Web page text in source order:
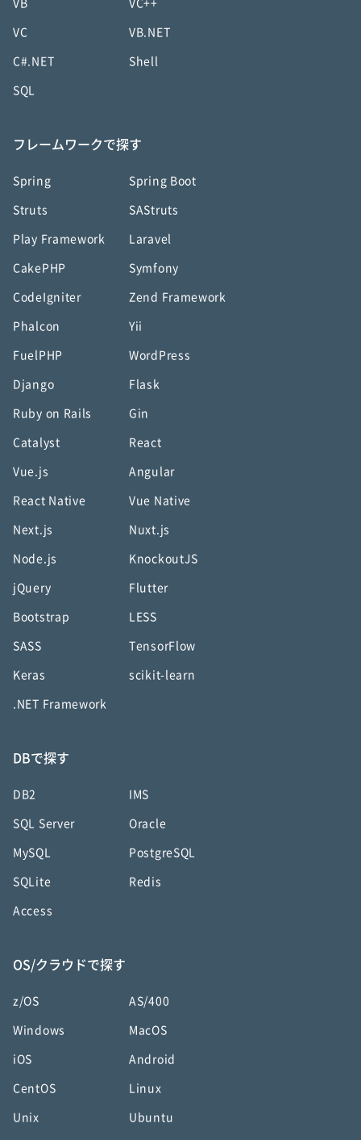
VB VC++
VC VB.NET
C#.NET Shell
SQL
フレームワークで探す
Spring Spring Boot
Struts SAStruts
Play Framework Laravel
CakePHP Symfony
CodeIgniter Zend Framework
Phalcon Yii
FuelPHP WordPress
Django Flask
Ruby on Rails Gin
Catalyst React
Vue.js Angular
React Native Vue Native
Next.js Nuxt.js
Node.js KnockoutJS
jQuery Flutter
Bootstrap LESS
SASS TensorFlow
Keras scikit-learn
.NET Framework
DBで探す
DB2 IMS
SQL Server Oracle
MySQL PostgreSQL
SQLite Redis
Access
OS/クラウドで探す
z/OS AS/400
Windows MacOS
iOS Android
CentOS Linux
Unix Ubuntu